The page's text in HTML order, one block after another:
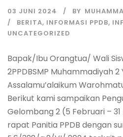
03 JUNI 2024 BY
BERITA, INFORMASI PPDB,
UNCATEGORIZED
Bapak/Ibu Orangtua/ Wali
2PPDBSMP Muhammadiyah
Assalamu’alaikum
Berikut kami sampaikan
Gelombang 2 (5 Februari –
rapat Panitia PPDB dengan